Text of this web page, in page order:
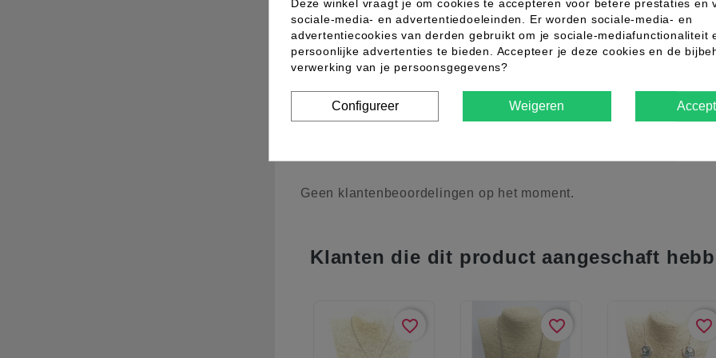
Commentaar (0)
Geen klantenbeoordelingen op het moment.
Klanten die dit product aangeschaft
favorite_border favorite_border favorite_border
Deze winkel vraagt je om cookies te accepteren voor betere prestaties en
sociale-media- en advertentiedoeleinden. Er worden sociale-media- en
advertentiecookies van derden gebruikt om je sociale-mediafunctionaliteit
persoonlijke advertenties te bieden. Accepteer je deze cookies en de
verwerking van je persoonsgegevens?
Configureer Weigeren